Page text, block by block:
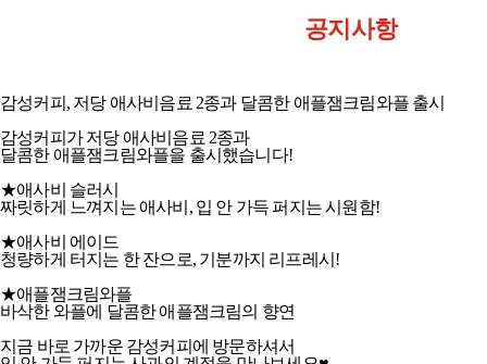
공지사항
감성커피, 저당 애사비음료 2종과 달콤한 애플잼크림와플 출시
감성커피가 저당 애사비음료 2종과
달콤한 애플잼크림와플을 출시했습니다!
★애사비 슬러시
짜릿하게 느껴지는 애사비, 입 안 가득 퍼지는 시원함!
★애사비 에이드
청량하게 터지는 한 잔으로, 기분까지 리프레시!
★애플잼크림와플
바삭한 와플에 달콤한 애플잼크림의 향연 ​
지금 바로 가까운 감성커피에 방문하셔서